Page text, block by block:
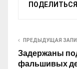
ПОДЕЛИТЬСЯ
ПРЕДЫДУЩАЯ
Задержаны
фальшивых